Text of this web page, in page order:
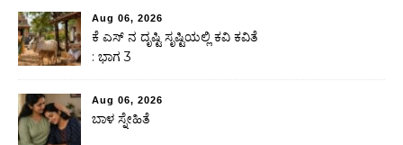
Aug 06, 2026
ಕೆ ಎಸ್ ನ ದೃಷ್ಟಿ ಸೃಷ್ಟಿಯಲ್ಲಿ ಕವಿ ಕವಿತೆ
: ಭಾಗ 3
Aug 06, 2026
ಬಾಳ ಸ್ನೇಹಿತೆ